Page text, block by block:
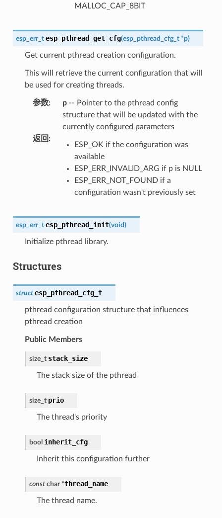
MALLOC_CAP_8BIT
esp_err_t esp_pthread_get_cfg(esp_pthread_cfg_t *p)
Get current pthread creation configuration.
This will retrieve the current configuration that will
be used for creating threads.
参数: p-- Pointer to the pthread config
structure that will be updated with the
currently configured parameters
返回 :
ESP_OK if the configuration was
available
ESP_ERR_INVALID_ARG if p is NULL
ESP_ERR_NOT_FOUND if a
configuration wasn't previously set
esp_err_t esp_pthread_init(void)
Initialize pthread library.
Structures
struct esp_pthread_cfg_t
pthread configuration structure that influences
pthread creation
Public Members
size_t stack_size
The stack size of the pthread
size_t prio
The thread's priority
bool inherit_cfg
Inherit this configuration further
const char *thread_name
The thread name.